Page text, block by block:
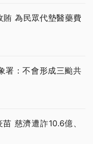
為民眾代墊醫藥費
署：不會形成三颱共
慈濟遭詐10.6億、